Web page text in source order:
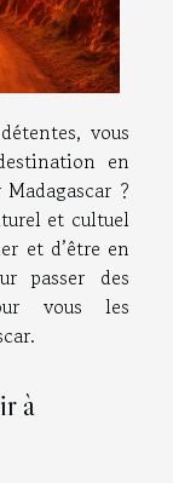
vous
en
?
et cultuel
et d’être en
passer des
vous les
à